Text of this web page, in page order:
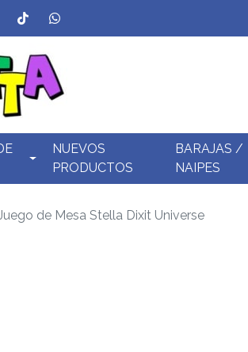
NUEVOS
PRODUCTOS
BARAJAS /
NAIPES
de Mesa Stella Dixit Universe